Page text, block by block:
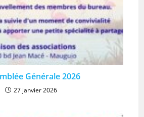
Générale 2026
27 janvier 2026